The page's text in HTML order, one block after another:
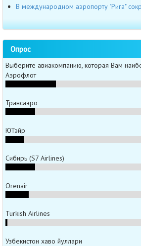
В международном аэропорту "Рига"
Опрос
Выберите авиакомпанию, которая Вам
Аэрофлот
Трансаэро
ЮТэйр
Сибирь (S7 Airlines)
Orenair
Turkish Airlines
Узбекистон хаво йуллари